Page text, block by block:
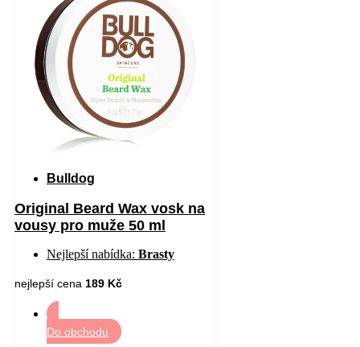
Bulldog
Original Beard Wax vosk na
vousy pro muže 50 ml
Nejlepší nabídka: Brasty
nejlepší cena 189 Kč
Do obchodu